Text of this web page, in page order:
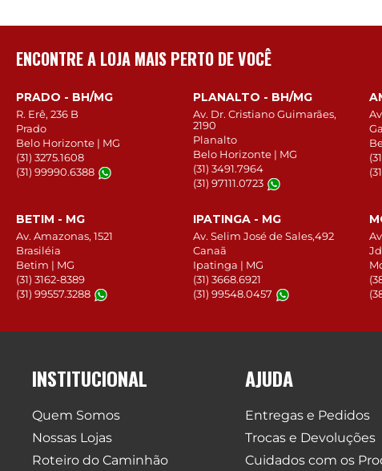
ENCONTRE A LOJA MAIS PERTO DE VOCÊ
PRADO - BH/MG
R. Erê, 236 B
Prado
Belo Horizonte | MG
(31) 3275.1608
(31) 99990.6388
PLANALTO - BH/MG
Av. Dr. Cristiano Guimarães,
2190
Planalto
Belo Horizonte | MG
(31) 3491.7964
(31) 97111.0723
BETIM - MG
Av. Amazonas, 1521
Brasiléia
Betim | MG
(31) 3162-8389
(31) 99557.3288
IPATINGA - MG
Av. Selim José de Sales,492
Canaã
Ipatinga | MG
(31) 3668.6921
(31) 99548.0457
INSTITUCIONAL
Quem Somos
Nossas Lojas
Roteiro do Caminhão
AJUDA
Entregas e Pedidos
Trocas e Devoluções
Cuidados com os